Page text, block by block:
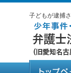
子どもが逮捕